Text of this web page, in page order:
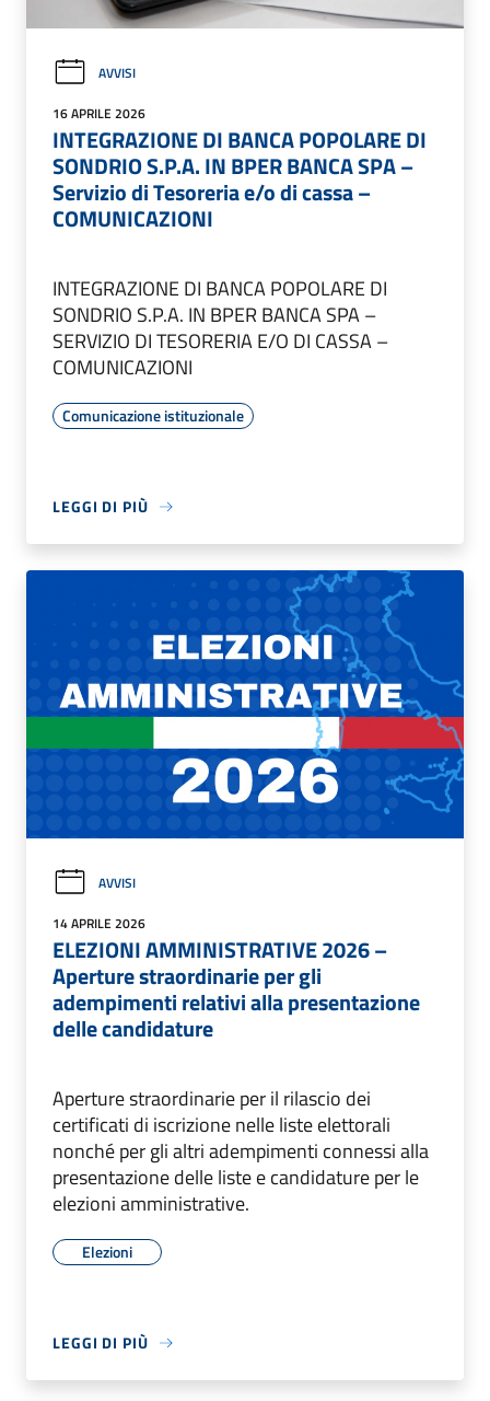
AVVISI
16 APRILE 2026
INTEGRAZIONE DI BANCA POPOLARE DI
SONDRIO S.P.A. IN BPER BANCA SPA –
Servizio di Tesoreria e/o di cassa –
COMUNICAZIONI
INTEGRAZIONE DI BANCA POPOLARE DI
SONDRIO S.P.A. IN BPER BANCA SPA –
SERVIZIO DI TESORERIA E/O DI CASSA –
COMUNICAZIONI
Comunicazione istituzionale
LEGGI DI PIÙ
AVVISI
14 APRILE 2026
ELEZIONI AMMINISTRATIVE 2026 –
Aperture straordinarie per gli
adempimenti relativi alla presentazione
delle candidature
Aperture straordinarie per il rilascio dei
certificati di iscrizione nelle liste elettorali
nonché per gli altri adempimenti connessi alla
presentazione delle liste e candidature per le
elezioni amministrative.
Elezioni
LEGGI DI PIÙ